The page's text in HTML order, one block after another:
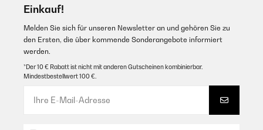
Einkauf!
Melden Sie sich für unseren Newsletter an und gehören Sie zu
den Ersten, die über kommende Sonderangebote informiert
werden.
*Der 10 € Rabatt ist nicht mit anderen Gutscheinen kombinierbar.
Mindestbestellwert 100 €.